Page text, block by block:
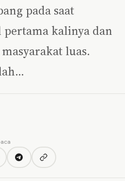
pada saat
pertama kalinya dan
luas.
TelegramCopy link